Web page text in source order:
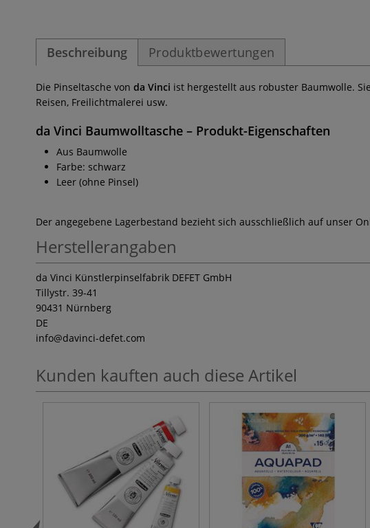
Beschreibung Produktbewertungen
Die Pinseltasche von da Vinci ist hergestellt aus robuster Baumwolle.
Reisen, Freilichtmalerei usw.
da Vinci Baumwolltasche – Produkt-Eigenschaften
Aus Baumwolle
Farbe: schwarz
Leer (ohne Pinsel)
Der angegebene Lagerbestand bezieht sich ausschließlich auf unser
Herstellerangaben
da Vinci Künstlerpinselfabrik DEFET GmbH
Tillystr. 39-41
90431 Nürnberg
DE
info@davinci-defet.com
Kunden kauften auch diese Artikel